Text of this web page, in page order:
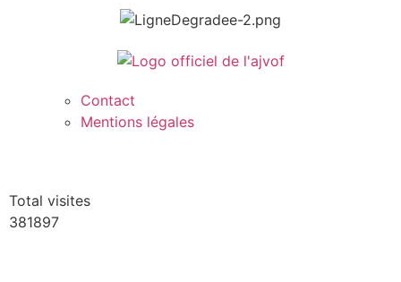
Contact
Mentions légales
Total visites
381897